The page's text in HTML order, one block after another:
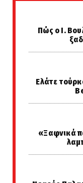
Πώς ο Ι.
Ελάτε
«Ξαφνικά